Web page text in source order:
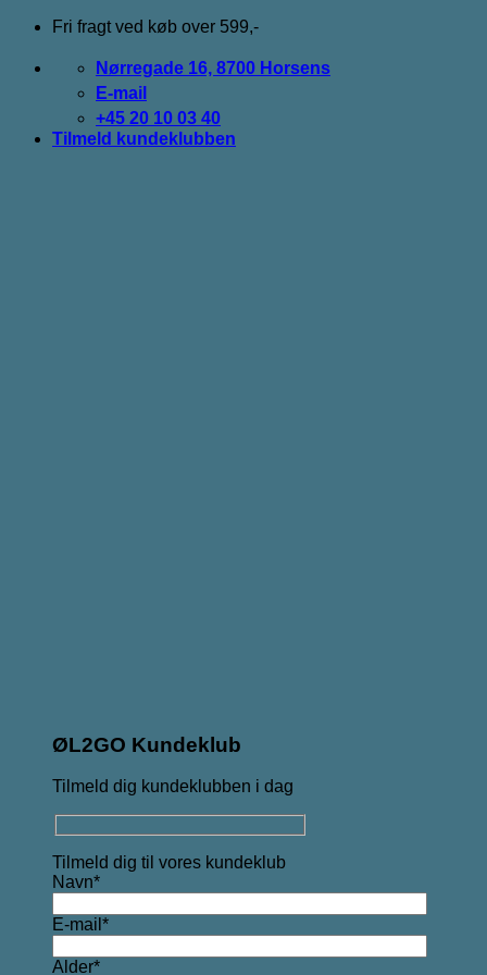
Fortsæt
indhold
Fri fragt ved køb over 599,-
Nørregade 16, 8700 Horsens
E-mail
+45 20 10 03 40
Tilmeld kundeklubben
ØL2GO Kundeklub
Tilmeld dig kundeklubben i dag
Tilmeld dig til vores kundeklub
Navn*
E-mail*
Alder*